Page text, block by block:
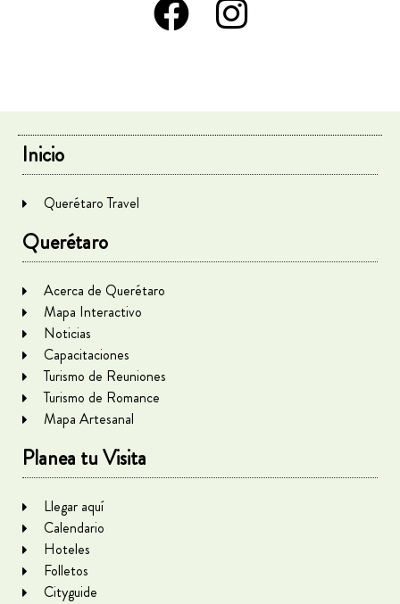
Inicio
Querétaro Travel
Querétaro
Acerca de Querétaro
Mapa Interactivo
Noticias
Capacitaciones
Turismo de Reuniones
Turismo de Romance
Mapa Artesanal
Planea tu Visita
Llegar aquí
Calendario
Hoteles
Folletos
Cityguide